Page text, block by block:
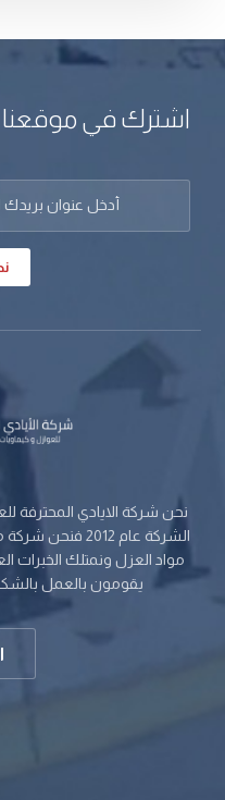
اشترك في موقعنا
نحن شركة الايادي المحترفة
الشركة عام
مواد العزل ونمتلك الخبرات
يقومون بالعمل